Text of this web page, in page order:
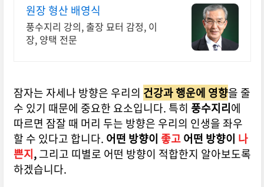
원장 형산 배영식
풍수지리 강의, 출장 묘터 감정, 이
장, 양택 전문
잠자는 자세나 방향은 우리의 건강과 행운에 영향을 줄
수 있기 때문에 중요한 요소입니다. 특히 풍수지리에
따르면 잠잘 때 머리 두는 방향은 우리의 인생을 좌우
할 수 있다고 합니다. 어떤 방향이 좋고어떤 방향이 나
쁜지,그리고 띠별로 어떤 방향이 적합한지 알아보도록
하겠습니다.